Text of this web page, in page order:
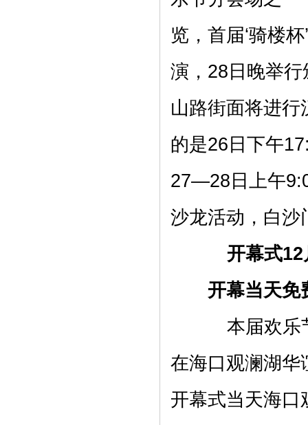
览，首届‘骑楼
演，28日晚举
山路街面将进
的是26日下午
27—28日上午
沙龙活动，白沙
开幕式12月
开幕当天免费
本届欢乐
在海口观澜湖华
开幕式当天海口